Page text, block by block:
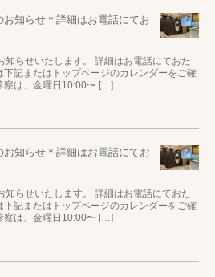
知らせ＊詳細はお電話にてお
らせいたします。 詳細はお電話にておた
記またはトップページのカレンダーをご確
は、金曜日10:00〜 […]
知らせ＊詳細はお電話にてお
らせいたします。 詳細はお電話にておた
記またはトップページのカレンダーをご確
は、金曜日10:00〜 […]